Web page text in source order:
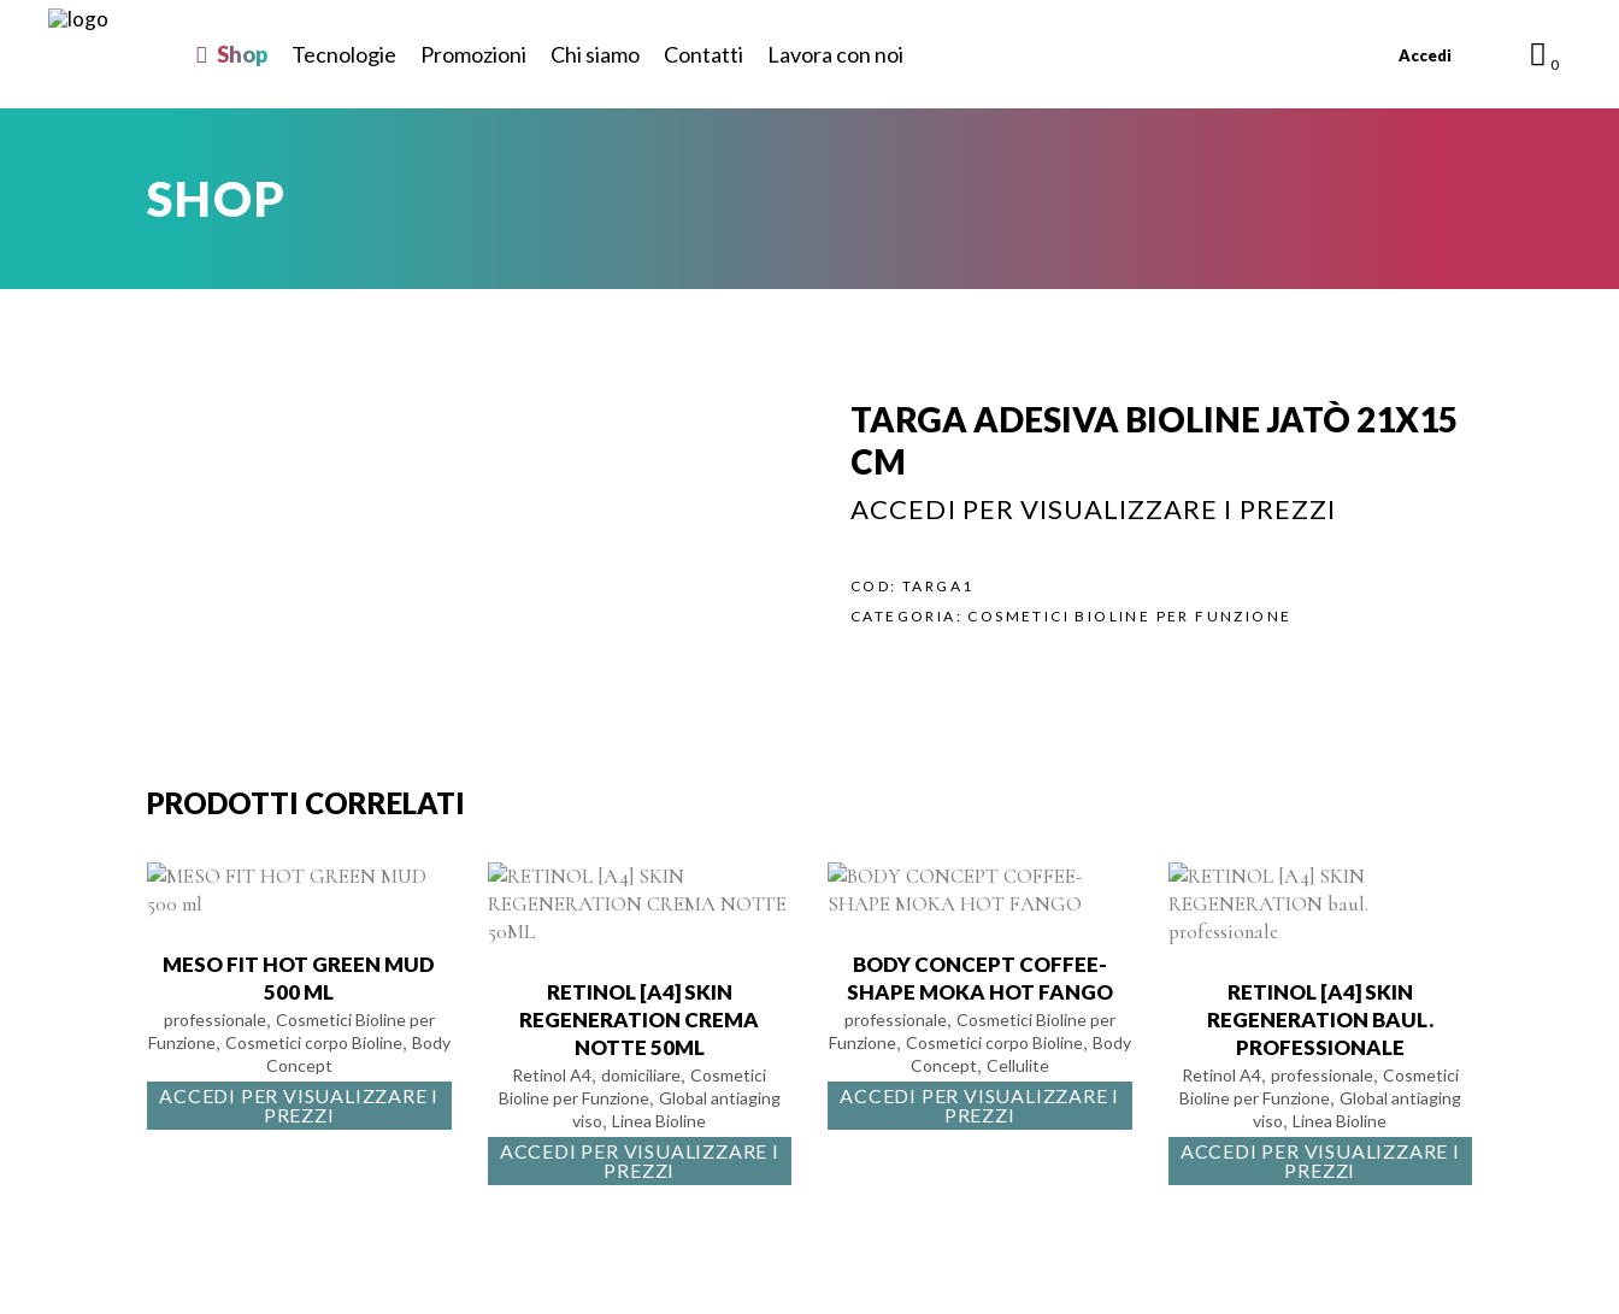
Shop Tecnologie Promozioni Chi siamo Contatti Lavora con noi Accedi 0
SHOP
TARGA ADESIVA BIOLINE JATÒ 21X15
CM
ACCEDI PER VISUALIZZARE I PREZZI
COD: TARGA1
CATEGORIA:COSMETICI BIOLINE PER FUNZIONE
PRODOTTI CORRELATI
MESO FIT HOT GREEN MUD
500 ML
professionale, Cosmetici Bioline per
Funzione, Cosmetici corpo Bioline, Body
Concept
ACCEDI PER VISUALIZZARE I
PREZZI
RETINOL [A4] SKIN
REGENERATION CREMA
NOTTE 50ML
Retinol A4,domiciliare,Cosmetici
Bioline per Funzione, Global antiaging
viso,Linea Bioline
ACCEDI PER VISUALIZZARE I
PREZZI
BODY CONCEPT COFFEE-
SHAPE MOKA HOT FANGO
professionale, Cosmetici Bioline per
Funzione, Cosmetici corpo Bioline, Body
Concept, Cellulite
ACCEDI PER VISUALIZZARE I
PREZZI
RETINOL [A4] SKIN
REGENERATION BAUL.
PROFESSIONALE
Retinol A4, professionale, Cosmetici
Bioline per Funzione, Global antiaging
viso,Linea Bioline
ACCEDI PER VISUALIZZARE I
PREZZI